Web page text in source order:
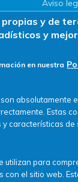
Aviso
Política
Política
y de
y
en nuestra
absolutamente
Estas
características de
utilizan para
con el sitio web.